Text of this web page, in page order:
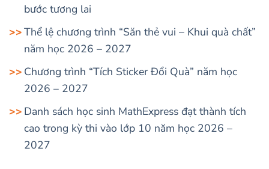
bước tương lai
Thể lệ chương trình “Săn thẻ vui – Khui quà chất”
năm học 2026 – 2027
Chương trình “Tích Sticker Đổi Quà” năm học
2026 – 2027
Danh sách học sinh MathExpress đạt thành tích
cao trong kỳ thi vào lớp 10 năm học 2026 –
2027